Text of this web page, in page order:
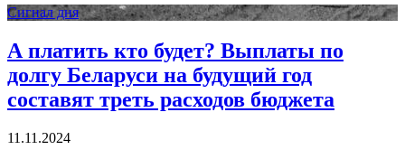
Сигнал дня
А платить кто будет? Выплаты по
долгу Беларуси на будущий год
составят треть расходов бюджета
11.11.2024